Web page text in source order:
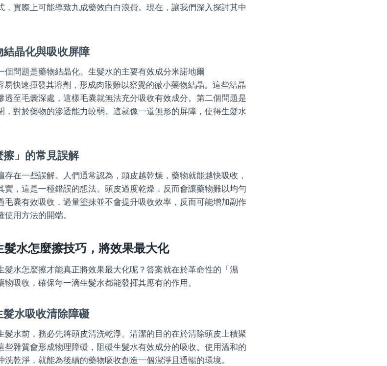
實際上可能導致九成藥效白白浪費。現在，讓我們深入探討其中
晶化與吸收屏障
問題是藥物結晶化。生髮水的主要有效成分米諾地爾
快速揮發其溶劑，形成肉眼難以察覺的微小藥物結晶。這些結晶
至毛囊深處，這樣毛囊就無法充分吸收有效成分。第二個問題是
對於藥物的滲透能力較弱。這就像一道無形的屏障，使得生髮水
」的常見誤解
在一些誤解。人們通常認為，頭皮越乾燥，藥物就能越快吸收，
，這是一種錯誤的想法。頭皮過度乾燥，反而會讓藥物難以均勻
囊有效吸收，過量塗抹並不會提升吸收效率，反而可能增加副作
用方法的開端。
水怎麼擦技巧，將效果最大化
髮水怎麼擦才能真正將效果最大化呢？答案就在於革命性的「濕
吸收，確保每一滴生髮水都能發揮其應有的作用。
水吸收清除障礙
水前，務必先將頭皮清洗乾淨。清潔的目的在於清除頭皮上積聚
雜質會形成物理障礙，阻礙生髮水有效成分的吸收。使用溫和的
乾淨，就能為後續的藥物吸收創造一個潔淨且通暢的環境。